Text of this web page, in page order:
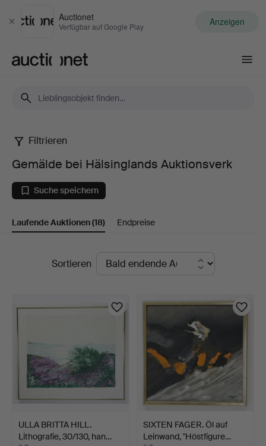
Schließen
Auctionet
Verfügbar auf Google Play Anzeigen
Gemälde
bei
Hälsinglands
Auktionsverk
Filtrieren
Gemälde bei Hälsinglands Auktionsverk
Suche speichern
Laufende Auktionen(18) Endpreise
LaufendeSortieren
ULLA BRITTA HILL.
Lithografie, 30/130, han…
SIXTEN FAGER. Öl auf
Leinwand, "Höstfigure…